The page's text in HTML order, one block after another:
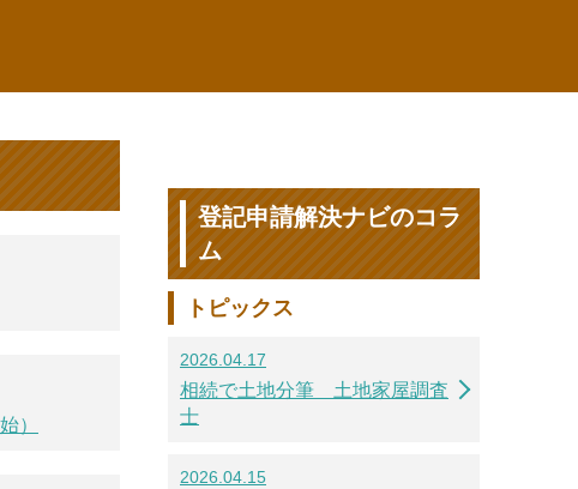
）
登記申請解決ナビのコラ
ム
トピックス
2026.04.17
相続で土地分筆 土地家屋調査
士
2026.04.15